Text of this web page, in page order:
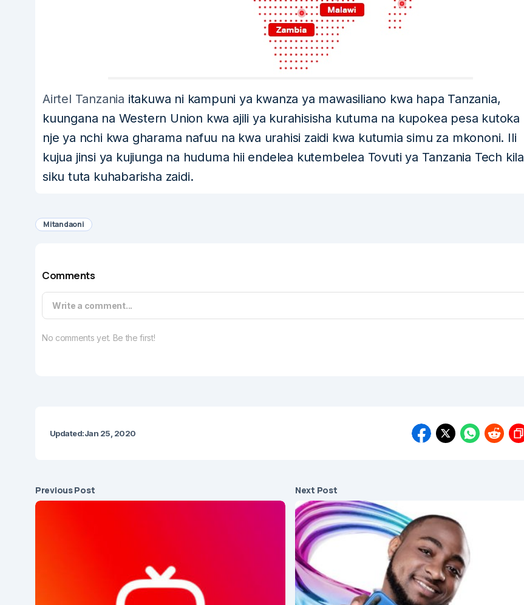
Airtel Tanzania itakuwa ni kampuni ya kwanza ya mawasiliano kwa hapa Tanzania,
kuungana na Western Union kwa ajili ya kurahisisha kutuma na kupokea pesa kutoka
nje ya nchi kwa gharama nafuu na kwa urahisi zaidi kwa kutumia simu za mkononi. Ili
kujua jinsi ya kujiunga na huduma hii endelea kutembelea Tovuti ya Tanzania Tech kila
siku tuta kuhabarisha zaidi.
Mitandaoni
Comments
Write a comment...
No comments yet. Be the first!
Updated:Jan 25, 2020
Previous Post Next Post